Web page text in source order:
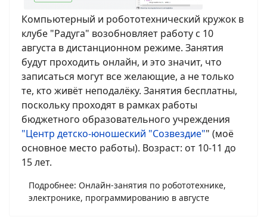
Компьютерный и робототехнический кружок в
клубе "Радуга" возобновляет работу с 10
августа в дистанционном режиме. Занятия
будут проходить онлайн, и это значит, что
записаться могут все желающие, а не только
те, кто живёт неподалёку. Занятия бесплатны,
поскольку проходят в рамках работы
бюджетного образовательного учреждения
"Центр детско-юношеский "Созвездие"" (моё
основное место работы). Возраст: от 10-11 до
15 лет.
Подробнее: Онлайн-занятия по робототехнике,
электронике, программированию в августе